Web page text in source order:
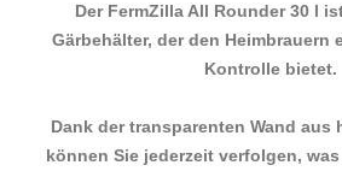
Der FermZilla All Rounder 30 l
Gärbehälter, der den Heimbrauern
Kontrolle bietet.
Dank der transparenten Wand aus
können Sie jederzeit verfolgen,